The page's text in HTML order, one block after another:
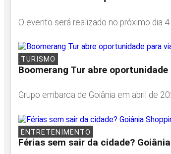
O evento será realizado no próximo dia
TURISMO
Boomerang Tur abre
Grupo embarca de Goiânia em abril de
ENTRETENIMENTO
Férias sem sair da cidade?